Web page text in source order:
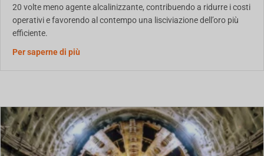
20 volte meno agente alcalinizzante, contribuendo a ridurre i costi
operativi e favorendo al contempo una lisciviazione dell’oro più
efficiente.
Per saperne di più